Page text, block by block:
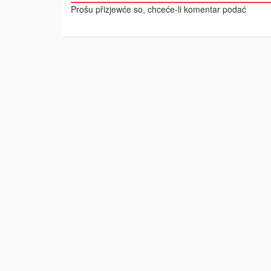
Prošu přizjewće so, chceće-li komentar podać